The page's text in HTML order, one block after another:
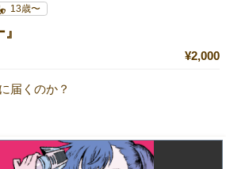
13歳〜
¥2,000
届くのか？